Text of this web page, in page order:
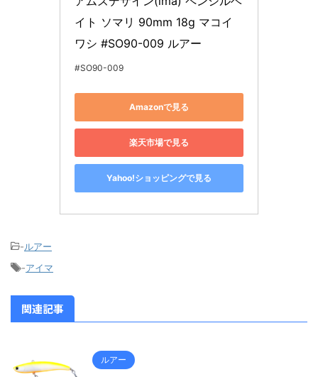
イト ソマリ 90mm 18g マコイ
ワシ #SO90-009 ルアー
#SO90-009
Amazonで見る
楽天市場で見る
Yahoo!ショッピングで見る
-ルアー
-アイマ
関連記事
ルアー